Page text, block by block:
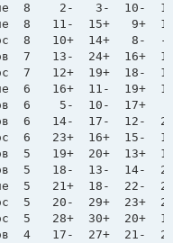
8    2-   3-  10-
8   11-  15+
Кос  8   10+  14+
7   13-  24+  16+
7   12+  19+  18-
Кие  6   16+  11-
6    5-  10-
Ров  6   14-  17-
6   23+  16+  15-
5   19+  20+
Ров  5   18-  13-
Кие  5   21+  18-
5   20-  29+  23+
5   28+  30+
4   17-  27+